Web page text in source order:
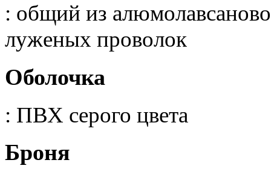
: общий из
луженых проволок
Оболочка
: ПВХ серого цвета
Броня